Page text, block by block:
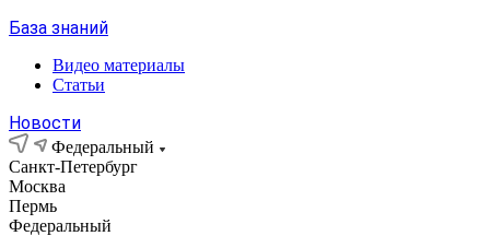
База знаний
Видео материалы
Статьи
Новости
Федеральный
Санкт-Петербург
Москва
Пермь
Федеральный